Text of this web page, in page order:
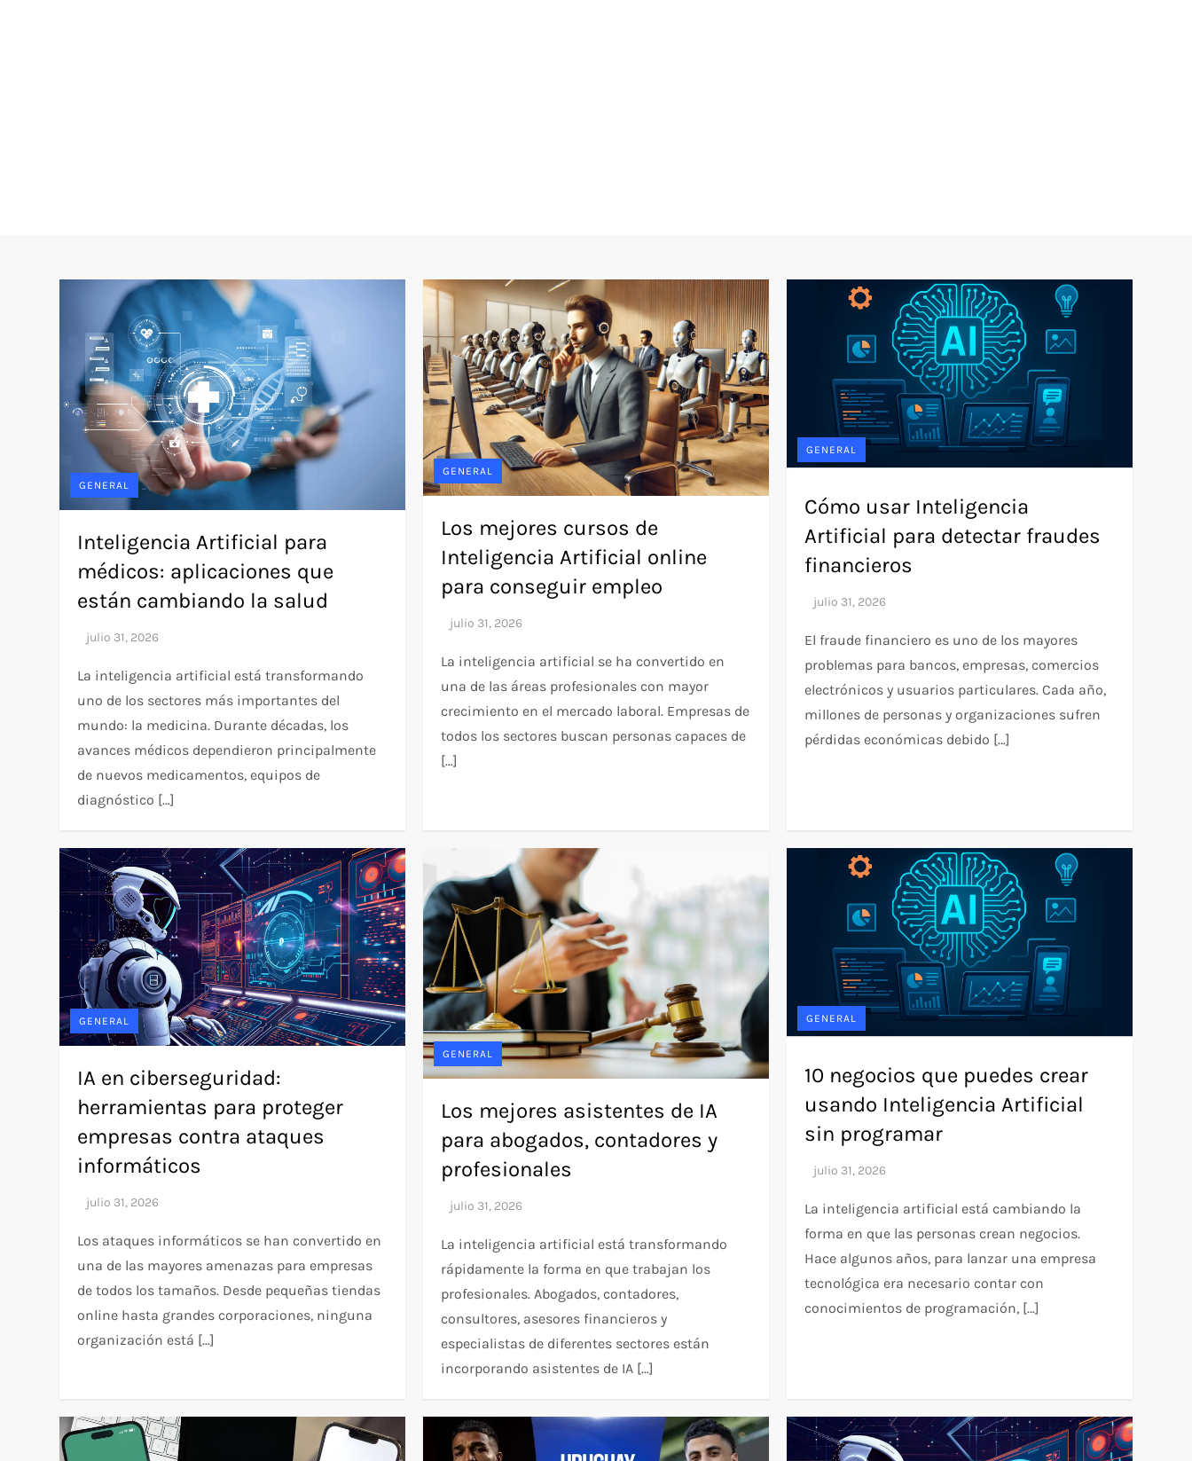
GENERAL
Inteligencia Artificial para
médicos: aplicaciones que
están cambiando la salud
La inteligencia artificial está transformando
uno de los sectores más importantes del
mundo: la medicina. Durante décadas, los
avances médicos dependieron principalmente
de nuevos medicamentos, equipos de
diagnóstico […]
GENERAL
Los mejores cursos de
Inteligencia Artificial online
para conseguir empleo
La inteligencia artificial se ha convertido en
una de las áreas profesionales con mayor
crecimiento en el mercado laboral. Empresas de
todos los sectores buscan personas capaces de
[…]
GENERAL
Cómo usar Inteligencia
Artificial para detectar fraudes
financieros
El fraude financiero es uno de los mayores
problemas para bancos, empresas, comercios
electrónicos y usuarios particulares. Cada año,
millones de personas y organizaciones sufren
pérdidas económicas debido […]
GENERAL
IA en ciberseguridad:
herramientas para proteger
empresas contra ataques
informáticos
Los ataques informáticos se han convertido en
una de las mayores amenazas para empresas
de todos los tamaños. Desde pequeñas tiendas
online hasta grandes corporaciones, ninguna
organización está […]
GENERAL
Los mejores asistentes de IA
para abogados, contadores y
profesionales
La inteligencia artificial está transformando
rápidamente la forma en que trabajan los
profesionales. Abogados, contadores,
consultores, asesores financieros y
especialistas de diferentes sectores están
incorporando asistentes de IA […]
GENERAL
10 negocios que puedes crear
usando Inteligencia Artificial
sin programar
La inteligencia artificial está cambiando la
forma en que las personas crean negocios.
Hace algunos años, para lanzar una empresa
tecnológica era necesario contar con
conocimientos de programación, […]